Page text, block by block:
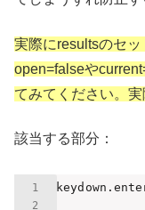
実際にresultsのセッ
open=falseや
てみてください。
該当する部分：